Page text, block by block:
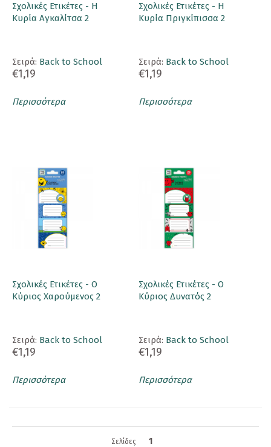
Σχολικές Ετικέτες - Η
Κυρία Αγκαλίτσα 2
Σειρά: Back to School
€1,19
Περισσότερα
Σχολικές Ετικέτες - Η
Κυρία Πριγκίπισσα 2
Σειρά: Back to School
€1,19
Περισσότερα
Σχολικές Ετικέτες - Ο
Κύριος Χαρούμενος 2
Σειρά: Back to School
€1,19
Περισσότερα
Σχολικές Ετικέτες - Ο
Κύριος Δυνατός 2
Σειρά: Back to School
€1,19
Περισσότερα
Σελίδες 1